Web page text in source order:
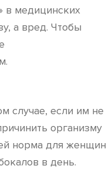
в медицинских
а вред. Чтобы
случае, если им не
организму
норма для женщин
в день.